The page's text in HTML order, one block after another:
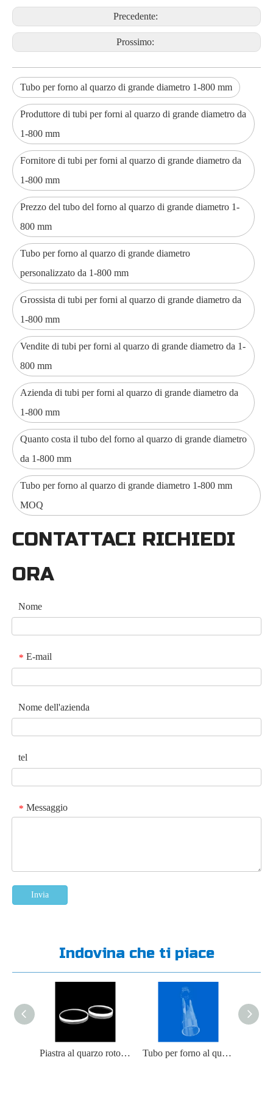
Precedente:
Prossimo:
Tubo per forno al quarzo di grande diametro 1-800 mm
Produttore di tubi per forni al quarzo di grande diametro da
1-800 mm
Fornitore di tubi per forni al quarzo di grande diametro da
1-800 mm
Prezzo del tubo del forno al quarzo di grande diametro 1-
800 mm
Tubo per forno al quarzo di grande diametro
personalizzato da 1-800 mm
Grossista di tubi per forni al quarzo di grande diametro da
1-800 mm
Vendite di tubi per forni al quarzo di grande diametro da 1-
800 mm
Azienda di tubi per forni al quarzo di grande diametro da
1-800 mm
Quanto costa il tubo del forno al quarzo di grande diametro
da 1-800 mm
Tubo per forno al quarzo di grande diametro 1-800 mm
MOQ
CONTATTACI RICHIEDI
ORA
Nome
* E-mail
Nome dell'azienda
tel
* Messaggio
Invia
Indovina che ti piace
Piastra al quarzo rotonda lucidata ad alta purezza 50X1 mm Tubo per forno al quarzo resistente alle alte temperature da 500-2000 mm